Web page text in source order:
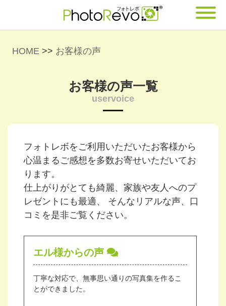
HOME >> お客様の声
お客様の声一覧
uservoice
フォトレボをご利用いただいたお客様から
心温まるご感想を多数お寄せいただいてお
ります。
仕上がりがとても綺麗、家族や友人へのプ
レゼントにも最適、 そんなリアルな声、口
コミを是非ご覧ください。
エル様からの声
丁寧な対応で、無事思い通りの写真集を作るこ
とができました。